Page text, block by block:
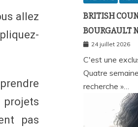
allez
pas
BRITISH
BOURGAULT
PAYS POUR LE
24 juillet 2026
C'est une
Quatre
recherche »…